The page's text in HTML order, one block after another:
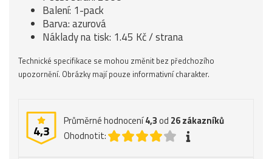
Balení: 1-pack
Barva: azurová
Náklady na tisk: 1.45 Kč / strana
Technické specifikace se mohou změnit bez předchozího
upozornění. Obrázky mají pouze informativní charakter.
4,3
Průměrné hodnocení4,3od 26zákazníků
Ohodnotit: